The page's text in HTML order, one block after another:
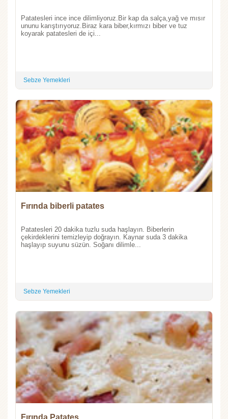
Patatesleri ince ince dilimliyoruz.Bir kap da salça,yağ ve mısır
ununu karıştırıyoruz.Biraz kara biber,kırmızı biber ve tuz
koyarak patatesleri de içi...
Sebze Yemekleri
Fırında biberli patates
Patatesleri 20 dakika tuzlu suda haşlayın. Biberlerin
çekirdeklerini temizleyip doğrayın. Kaynar suda 3 dakika
haşlayıp suyunu süzün. Soğanı dilimle...
Sebze Yemekleri